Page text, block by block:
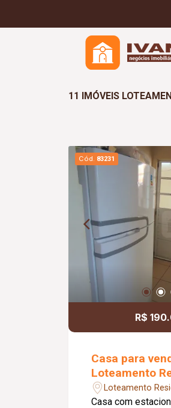
11 IMÓVEIS
Cód. 83231
R$
Casa para
Loteamento
Pequis
Loteamento
Uberlândia/MG
Casa com